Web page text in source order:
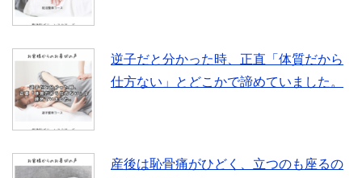
逆子だと分かった時、正直「体質だから
仕方ない」とどこかで諦めていました。
産後は恥骨痛がひどく、立つのも座るの